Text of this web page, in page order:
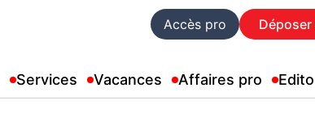
Accès pro Déposer
Services Vacances Affaires pro Edito